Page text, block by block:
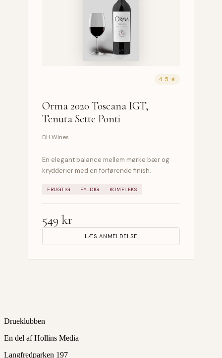
4.5 ★
Orma 2020 Toscana IGT,
Tenuta Sette Ponti
DH Wines
En elegant balance mellem mørke bær og
krydderier med en forførende finish.
FRUGTIG FYLDIG KOMPLEKS
549 kr
LÆS ANMELDELSE
Drueklubben
En del af Hollins Media
Langfredparken 197